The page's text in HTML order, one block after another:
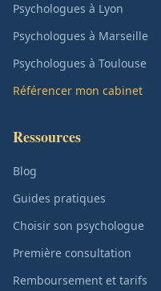
Psychologues à Lyon
Psychologues à Marseille
Psychologues à Toulouse
Référencer mon cabinet
Ressources
Blog
Guides pratiques
Choisir son psychologue
Première consultation
Remboursement et tarifs